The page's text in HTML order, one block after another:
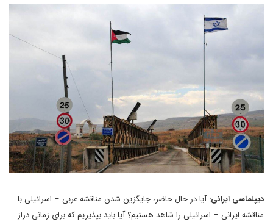
دیپلماسی ایرانی:آیا در حال حاضر، جایگزین شدن مناقشه عربی – اسرائیلی با
مناقشه ایرانی – اسرائیلی را شاهد هستیم؟ آیا باید بپذیریم که برای زمانی دراز